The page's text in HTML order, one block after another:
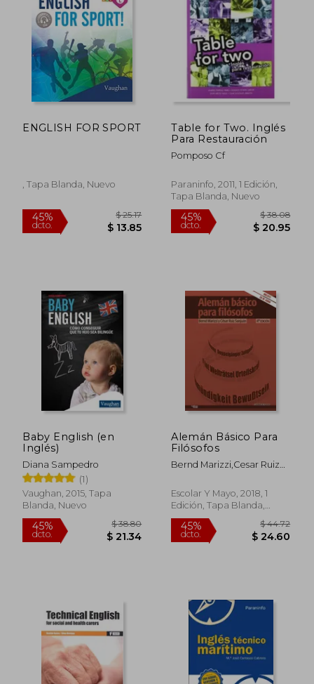
45% $ 29.07 45%
ENGLISH FOR SPORT
, Tapa Blanda, Nuevo
45%
dcto.
Table for Two. Inglés
Para Restauración
Pomposo Cf
Paraninfo, 2011, 1 Edición,
Tapa Blanda, Nuevo
45%
dcto.
Baby English (en
Inglés)
Diana Sampedro
(1)
Vaughan, 2015, Tapa
Blanda, Nuevo
Alemán Básico Para
Filósofos
Bernd Marizzi,Cesar Ruiz
Escolar Y Mayo, 2018, 1
Edición, Tapa Blanda,
Nuevo